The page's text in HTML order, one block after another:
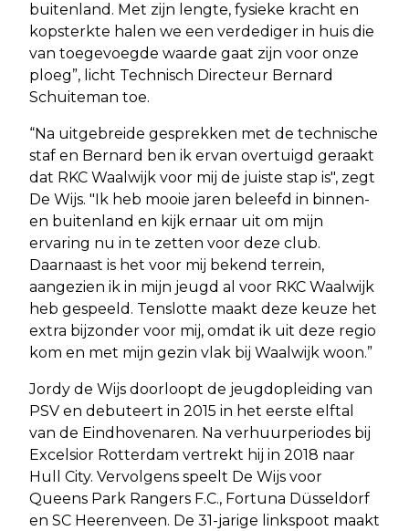
buitenland. Met zijn lengte, fysieke kracht en
kopsterkte halen we een verdediger in huis die
van toegevoegde waarde gaat zijn voor onze
ploeg”, licht Technisch Directeur Bernard
Schuiteman toe.
“Na uitgebreide gesprekken met de technische
staf en Bernard ben ik ervan overtuigd geraakt
dat RKC Waalwijk voor mij de juiste stap is", zegt
De Wijs. "Ik heb mooie jaren beleefd in binnen-
en buitenland en kijk ernaar uit om mijn
ervaring nu in te zetten voor deze club.
Daarnaast is het voor mij bekend terrein,
aangezien ik in mijn jeugd al voor RKC Waalwijk
heb gespeeld. Tenslotte maakt deze keuze het
extra bijzonder voor mij, omdat ik uit deze regio
kom en met mijn gezin vlak bij Waalwijk woon.”
Jordy de Wijs doorloopt de jeugdopleiding van
PSV en debuteert in 2015 in het eerste elftal
van de Eindhovenaren. Na verhuurperiodes bij
Excelsior Rotterdam vertrekt hij in 2018 naar
Hull City. Vervolgens speelt De Wijs voor
Queens Park Rangers F.C., Fortuna Düsseldorf
en SC Heerenveen. De 31-jarige linkspoot maakt